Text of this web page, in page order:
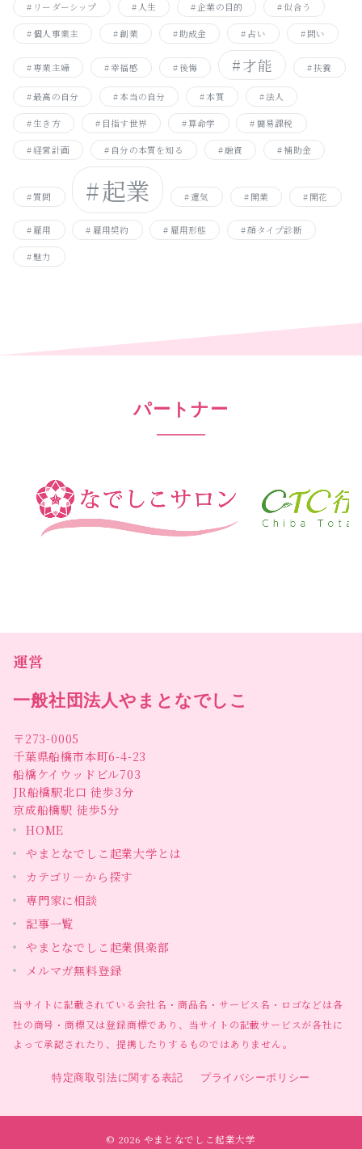
リーダーシップ 人生 企業の目的 似合う
個人事業主 創業 助成金 占い 問い
専業主婦 幸福感 後悔 才能 扶養
最高の自分 本当の自分 本質 法人
生き方 目指す世界 算命学 簡易課税
経営計画 自分の本質を知る 融資 補助金
質問 起業 運気 開業 開花
雇用 雇用契約 雇用形態 顔タイプ診断
魅力
パートナー
運営
一般社団法人やまとなでしこ
〒273-0005
千葉県船橋市本町6-4-23
船橋ケイウッドビル703
JR船橋駅北口 徒歩3分
京成船橋駅 徒歩5分
HOME
やまとなでしこ起業大学とは
カテゴリ―から探す
専門家に相談
記事一覧
やまとなでしこ起業倶楽部
メルマガ無料登録
当サイトに記載されている会社名・商品名・サービス名・ロゴなどは各
社の商号・商標又は登録商標であり、当サイトの記載サービスが各社に
よって承認されたり、提携したりするものではありません。
特定商取引法に関する表記 プライバシーポリシー
© 2026 やまとなでしこ起業大学